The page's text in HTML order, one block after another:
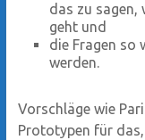
das zu sagen,
geht und
die Fragen so
werden.
Vorschläge wie
Prototypen für